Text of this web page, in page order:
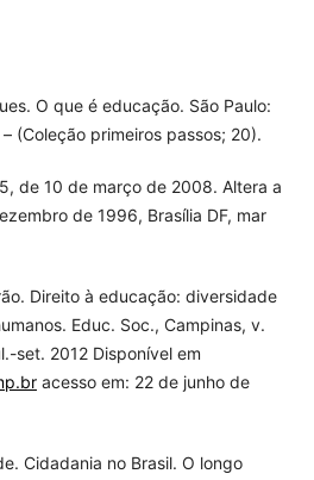
O que é educação. São Paulo:
(Coleção primeiros passos; 20).
de 10 de março de 2008. Altera a
de 1996, Brasília DF, mar
Direito à educação: diversidade
Educ. Soc., Campinas, v.
set. 2012 Disponível em
acesso em: 22 de junho de
Cidadania no Brasil. O longo